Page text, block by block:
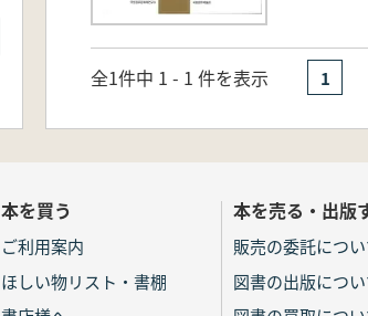
全1件中 1 - 1 件を表示 1
本を買う
ご利用案内
ほしい物リスト・書棚
本を売る・出版
販売の委託につ
図書の出版につ